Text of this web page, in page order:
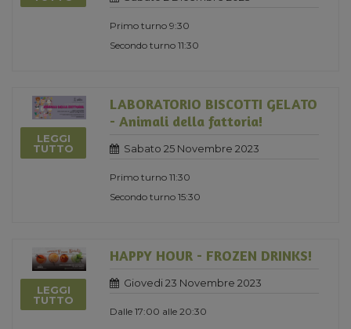
Primo turno 9:30
Secondo turno 11:30
LEGGI
TUTTO
LABORATORIO BISCOTTI GELATO
- Animali della fattoria!
Sabato 25 Novembre 2023
Primo turno 11:30
Secondo turno 15:30
LEGGI
TUTTO
HAPPY HOUR - FROZEN DRINKS!
Giovedi 23 Novembre 2023
Dalle 17:00 alle 20:30